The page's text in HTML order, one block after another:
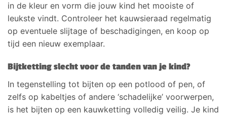
in de kleur en vorm die jouw kind het mooiste of
leukste vindt. Controleer het kauwsieraad regelmatig
op eventuele slijtage of beschadigingen, en koop op
tijd een nieuw exemplaar.
Bijtketting slecht voor de tanden van je kind?
In tegenstelling tot bijten op een potlood of pen, of
zelfs op kabeltjes of andere ‘schadelijke’ voorwerpen,
is het bijten op een kauwketting volledig veilig. Je kind